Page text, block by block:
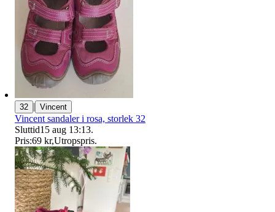
32 | Vincent
Vincent sandaler i rosa, storlek 32
Sluttid15 aug 13:13.
Pris:69 kr,Utropspris.